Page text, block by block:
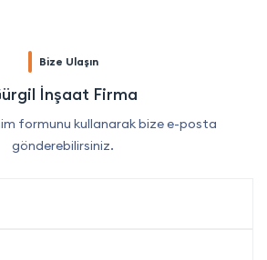
Bize Ulaşın
İnşaat Firma
formunu kullanarak bize e-posta
gönderebilirsiniz.